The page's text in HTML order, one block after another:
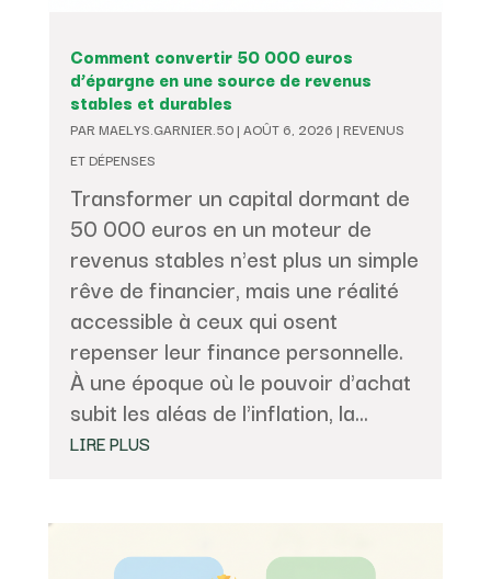
Comment convertir 50 000 euros
d’épargne en une source de revenus
stables et durables
PAR MAELYS.GARNIER.50| AOÛT 6, 2026 | REVENUS
ET DÉPENSES
Transformer un capital dormant de
50 000 euros en un moteur de
revenus stables n'est plus un simple
rêve de financier, mais une réalité
accessible à ceux qui osent
repenser leur finance personnelle.
À une époque où le pouvoir d'achat
subit les aléas de l'inflation, la...
LIRE PLUS